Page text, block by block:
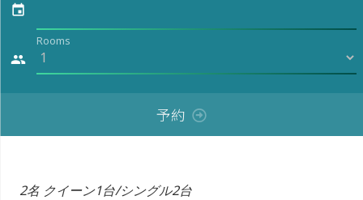
event
Rooms
people
予約
2名 クイーン1台/シングル2台